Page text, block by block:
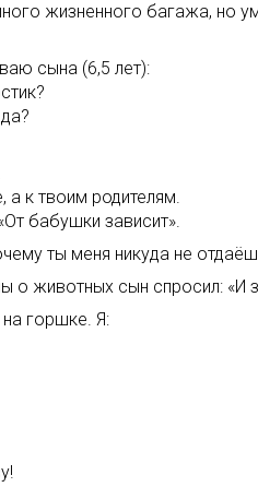
жизненного багажа, но
сына (6,5 лет):
а к твоим родителям.
бабушки зависит».
ты меня никуда не
о животных сын спросил: «И
горшке. Я: